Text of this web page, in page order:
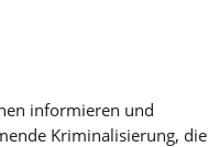
informieren und
Kriminalisierung, die